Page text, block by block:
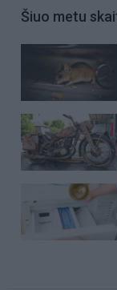
Šiuo metu